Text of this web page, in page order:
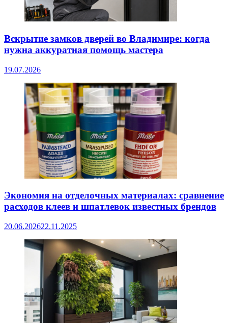
Вскрытие замков дверей во Владимире: когда
нужна аккуратная помощь мастера
19.07.2026
Экономия на отделочных материалах: сравнение
расходов клеев и шпатлевок известных брендов
20.06.202622.11.2025